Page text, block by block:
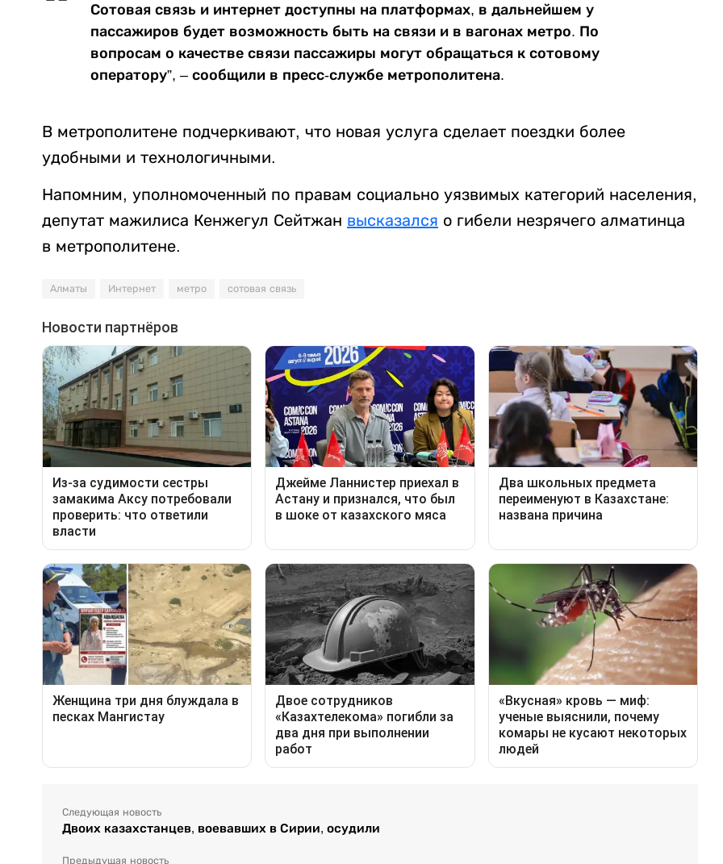
Сотовая связь и интернет доступны на платформах, в дальнейшем у
пассажиров будет возможность быть на связи и в вагонах метро. По
вопросам о качестве связи пассажиры могут обращаться к сотовому
оператору”, – сообщили в пресс-службе метрополитена.
В метрополитене подчеркивают, что новая услуга сделает поездки более
удобными и технологичными.
Напомним, уполномоченный по правам социально уязвимых категорий населения,
депутат мажилиса Кенжегул Сейтжан высказался о гибели незрячего алматинца
в метрополитене.
Алматы Интернет метро сотовая связь
Следующая новость
Двоих казахстанцев, воевавших в Сирии, осудили
Предыдущая новость